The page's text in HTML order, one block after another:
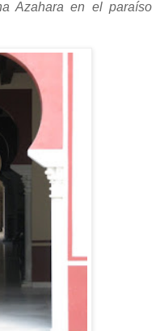
Azahara en el paraíso